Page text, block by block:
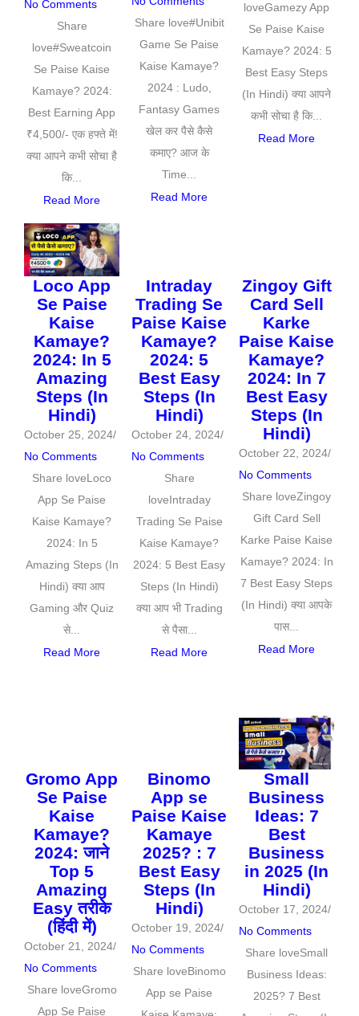
No Comments
Share
love#Sweatcoin
Se Paise Kaise
Kamaye? 2024:
Best Earning App
₹4,500/- एक हफ्ते में!
क्या आपने कभी सोचा है
कि...
Read More
Share love#Unibit
Game Se Paise
Kaise Kamaye?
2024 : Ludo,
Fantasy Games
खेल कर पैसे कैसे
कमाए? आज के
Time...
Read More
loveGamezy App
Se Paise Kaise
Kamaye? 2024: 5
Best Easy Steps
(In Hindi) क्या आपने
कभी सोचा है कि...
Read More
Loco App
Se Paise
Kaise
Kamaye?
2024: In 5
Amazing
Steps (In
Hindi)
October 25, 2024/
No Comments
Share loveLoco
App Se Paise
Kaise Kamaye?
2024: In 5
Amazing Steps (In
Hindi) क्या आप
Gaming और Quiz
से...
Read More
Intraday
Trading Se
Paise Kaise
Kamaye?
2024: 5
Best Easy
Steps (In
Hindi)
October 24, 2024/
No Comments
Share
loveIntraday
Trading Se Paise
Kaise Kamaye?
2024: 5 Best Easy
Steps (In Hindi)
क्या आप भी Trading
से पैसा...
Read More
Zingoy Gift
Card Sell
Karke
Paise Kaise
Kamaye?
2024: In 7
Best Easy
Steps (In
Hindi)
October 22, 2024/
No Comments
Share loveZingoy
Gift Card Sell
Karke Paise Kaise
Kamaye? 2024: In
7 Best Easy Steps
(In Hindi) क्या आपके
पास...
Read More
Gromo App
Se Paise
Kaise
Kamaye?
2024: जाने
Top 5
Amazing
Easy तरीके
(हिंदी में)
October 21, 2024/
No Comments
Share loveGromo
App Se Paise
Binomo
App se
Paise Kaise
Kamaye
2025? : 7
Best Easy
Steps (In
Hindi)
October 19, 2024/
No Comments
Share loveBinomo
App se Paise
Small
Business
Ideas: 7
Best
Business
in 2025 (In
Hindi)
October 17, 2024/
No Comments
Share loveSmall
Business Ideas:
2025? 7 Best